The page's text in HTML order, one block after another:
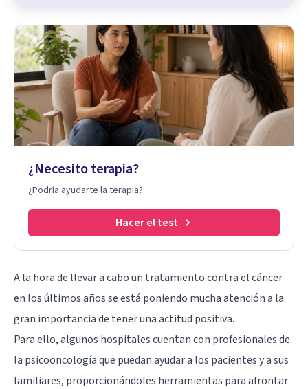
¿Necesito terapia?
¿Podría ayudarte la terapia?
Hacer el test
A la hora de llevar a cabo un tratamiento contra el cáncer
en los últimos años se está poniendo mucha atención a la
gran importancia de tener una actitud positiva.
Para ello, algunos hospitales cuentan con profesionales de
la psicooncología que puedan ayudar a los pacientes y a sus
familiares, proporcionándoles herramientas para afrontar